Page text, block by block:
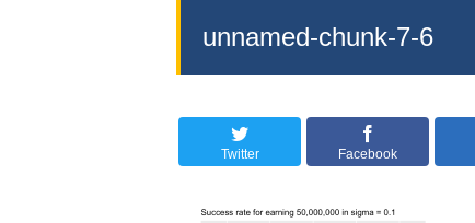
unnamed-chunk-7-6
Twitter Facebook